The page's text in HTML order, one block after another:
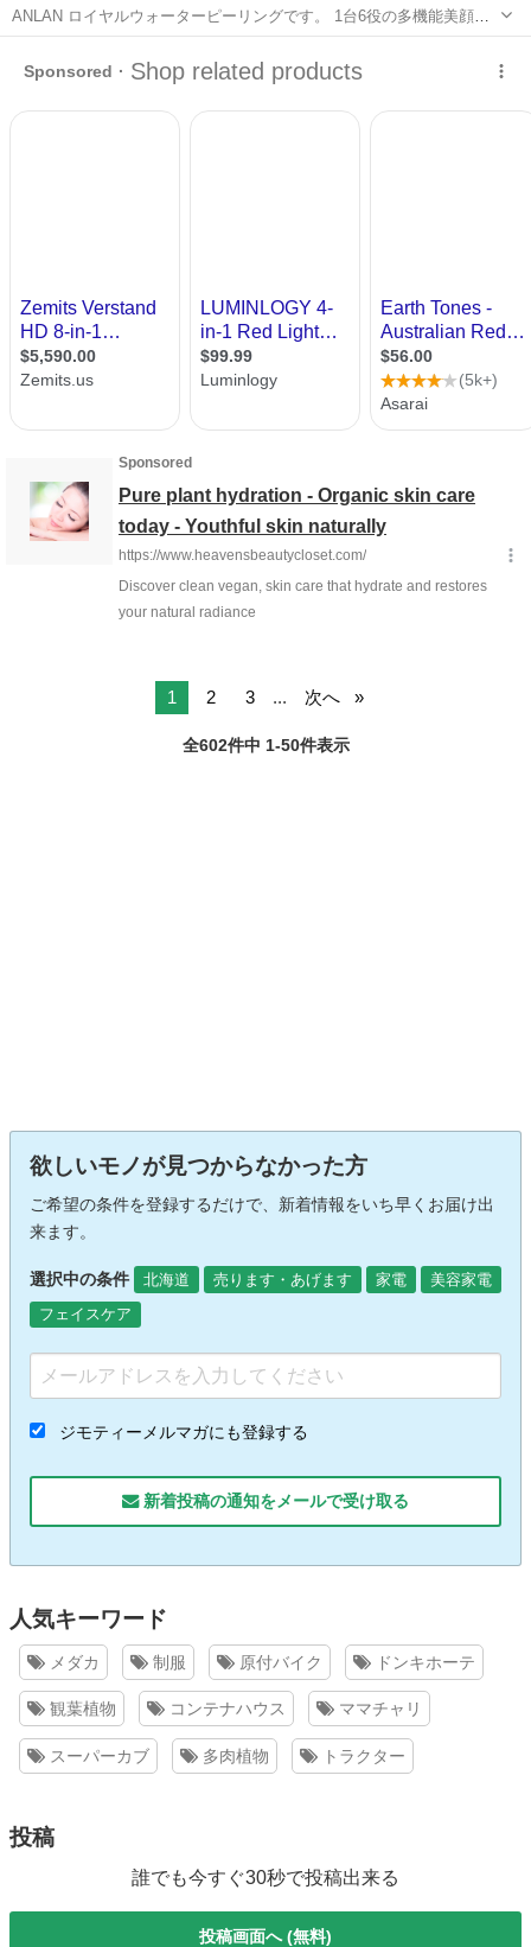
ANLAN ロイヤルウォーターピーリングです。 1台6役の多機能美顔器
で、ウォーターピーリング、イオン導入、イオン導出、EMS、毛穴ケ
ア、赤青光エステ機能を搭載しています。 ・完全防水（IPX7）・超音
1 2 3 ... 次へ
全602件中 1-50件表示
欲しいモノが見つからなかった方
ご希望の条件を登録するだけで、新着情報をいち早くお届け出
来ます。
選択中の条件 北海道 売ります・あげます 家電
美容家電
フェイスケア
ジモティーメルマガにも登録する
新着投稿の通知をメールで受け取る
人気キーワード
メダカ 制服 原付バイク ドンキホーテ
観葉植物 コンテナハウス ママチャリ
スーパーカブ 多肉植物 トラクター
投稿
誰でも今すぐ30秒で投稿出来る
投稿画面へ (無料)